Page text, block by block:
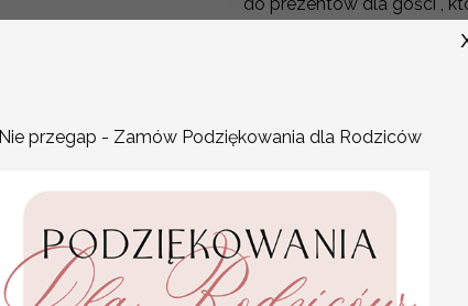
do prezentów dla gości ,
winietki. bileciki do
Te drewniane zawieszki
Oczywiście kolory
gości możecie dowolnie
KOLOR SZNURKA
Nie przegap - Zamów Podziękowania dla Rodziców